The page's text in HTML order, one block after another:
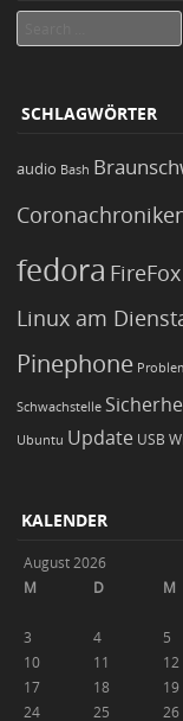
SCHLAGWÖRTER
audio Bash
fedora FireFox
Linux am
Pinephone
Schwachstelle
Ubuntu Update USB
KALENDER
August 2026
M
D M
3
4 5
10
11 12
17
18 19
24
25 26